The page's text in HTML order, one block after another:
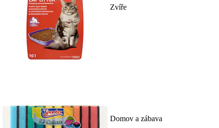
Zvíře
Domov a zábava